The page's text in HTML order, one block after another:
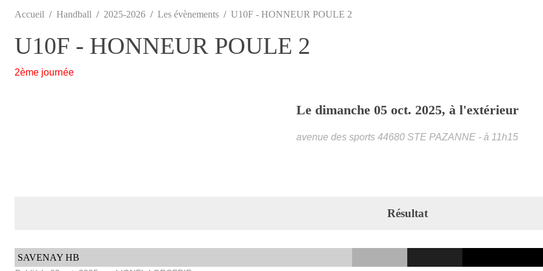
Accueil Handball 2025-2026 Les évènements U10F - HONNEUR POULE 2
U10F - HONNEUR POULE 2
2ème journée
Le dimanche 05 oct. 2025, à l'extérieur
avenue des sports 44680 STE PAZANNE - à 11h15
Résultat
SAVENAY HB